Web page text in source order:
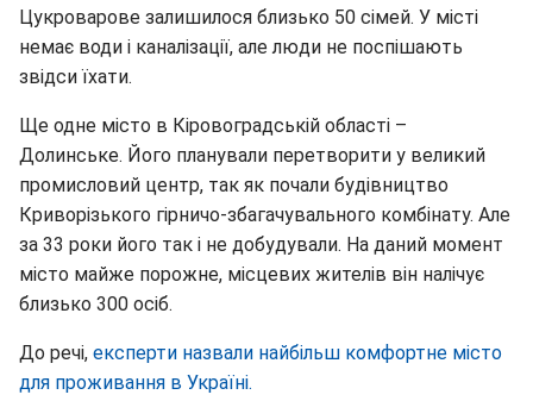
Цукроварове залишилося близько 50 сімей. У місті
немає води і каналізації, але люди не поспішають
звідси їхати.
Ще одне місто в Кіровоградській області –
Долинське. Його планували перетворити у великий
промисловий центр, так як почали будівництво
Криворізького гірничо-збагачувального комбінату. Але
за 33 роки його так і не добудували. На даний момент
місто майже порожне, місцевих жителів він налічує
близько 300 осіб.
До речі, експерти назвали найбільш комфортне місто
для проживання в Україні.